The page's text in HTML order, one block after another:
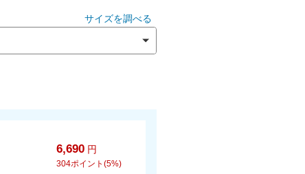
サイズを調べる
6,690 円
304ポイント(5%)